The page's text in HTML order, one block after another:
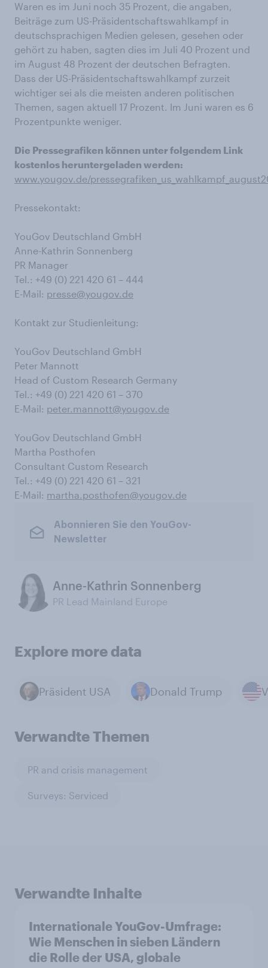
Waren es im Juni noch 35 Prozent, die angaben,
Beiträge zum US-Präsidentschaftswahlkampf in
deutschsprachigen Medien gelesen, gesehen oder
gehört zu haben, sagten dies im Juli 40 Prozent und
im August 48 Prozent der deutschen Befragten.
Dass der US-Präsidentschaftswahlkampf zurzeit
wichtiger sei als die meisten anderen politischen
Themen, sagen aktuell 17 Prozent. Im Juni waren es 6
Prozentpunkte weniger.
Die Pressegrafiken können unter folgendem Link
kostenlos heruntergeladen werden:
www.yougov.de/
Pressekontakt:
YouGov Deutschland GmbH
Anne-Kathrin Sonnenberg
PR Manager
Tel.: +49 (0) 221 420 61 – 444
E-Mail: presse@yougov.de
Kontakt zur Studienleitung:
YouGov Deutschland GmbH
Peter Mannott
Head of Custom Research Germany
Tel.: +49 (0) 221 420 61 – 370
E-Mail: peter.mannott@yougov.de
YouGov Deutschland GmbH
Martha Posthofen
Consultant Custom Research
Tel.: +49 (0) 221 420 61 – 321
E-Mail: martha.posthofen@yougov.de
Abonnieren Sie den YouGov-
Newsletter
Anne-Kathrin Sonnenberg
PR Lead Mainland Europe
Explore more data
Präsident USA Donald Trump
Verwandte Themen
PR and crisis management
Surveys: Serviced
Verwandte Inhalte
Internationale YouGov-Umfrage:
Wie Menschen in sieben Ländern
die Rolle der USA, globale